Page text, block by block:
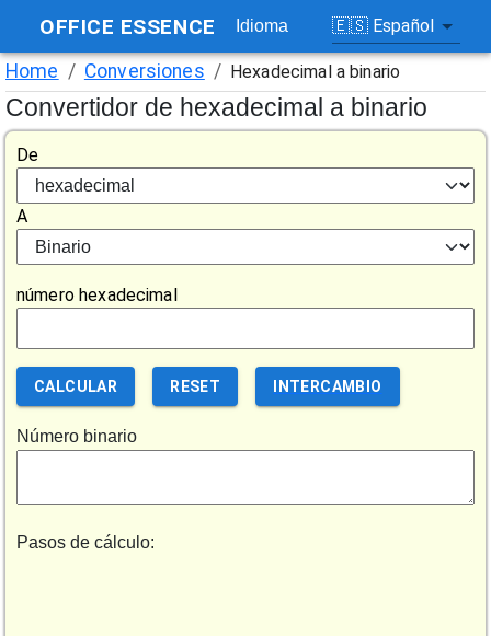
OFFICE ESSENCE Idioma 🇪🇸 Español
Home / Conversiones / Hexadecimal a binario
Convertidor de hexadecimal a binario
De
A
número hexadecimal
CALCULAR RESET INTERCAMBIO
Número binario
Pasos de cálculo: